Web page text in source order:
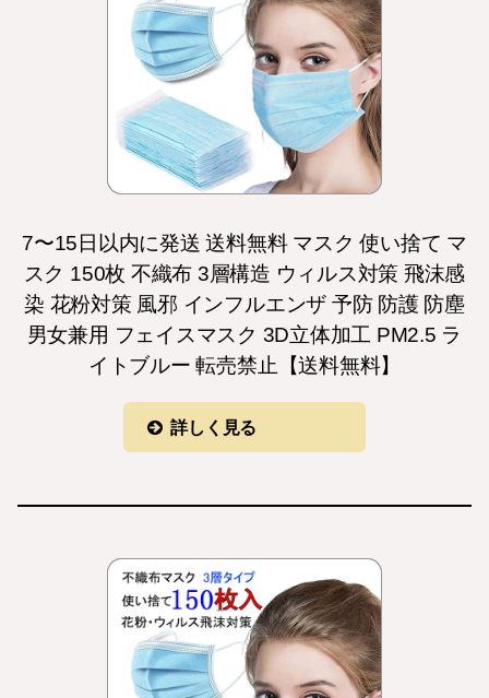
7〜15日以内に発送 送料無料 マスク 使い捨て マ
スク 150枚 不織布 3層構造 ウィルス対策 飛沫感
染 花粉対策 風邪 インフルエンザ 予防 防護 防塵
男女兼用 フェイスマスク 3D立体加工 PM2.5 ラ
イトブルー 転売禁止【送料無料】
詳しく見る